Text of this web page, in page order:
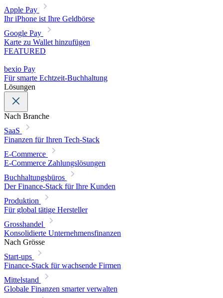
Apple Pay
Ihr iPhone ist Ihre Geldbörse
Google Pay
Karte zu Wallet hinzufügen
FEATURED
bexio Pay
Für smarte Echtzeit-Buchhaltung
Lösungen
Nach Branche
SaaS
Finanzen für Ihren Tech-Stack
E-Commerce
E-Commerce Zahlungslösungen
Buchhaltungsbüros
Der Finance-Stack für Ihre Kunden
Produktion
Für global tätige Hersteller
Grosshandel
Konsolidierte Unternehmensfinanzen
Nach Grösse
Start-ups
Finance-Stack für wachsende Firmen
Mittelstand
Globale Finanzen smarter verwalten